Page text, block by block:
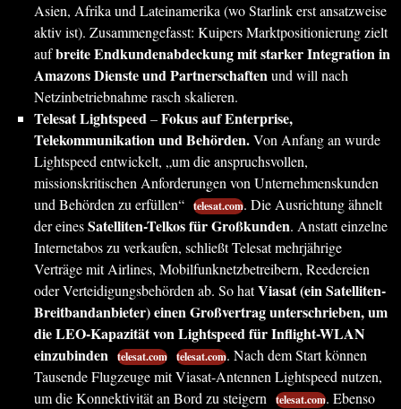
Asien, Afrika und Lateinamerika (wo Starlink erst ansatzweise
aktiv ist). Zusammengefasst: Kuipers Marktpositionierung zielt
aufbreite Endkundenabdeckung mit starker Integration in
Amazons Dienste und Partnerschaftenund will nach
Netzinbetriebnahme rasch skalieren.
Telesat Lightspeed–Fokus auf Enterprise,
Telekommunikation und Behörden.Von Anfang an wurde
Lightspeed entwickelt, „um die anspruchsvollen,
missionskritischen Anforderungen von Unternehmenskunden
und Behörden zu erfüllen“ telesat.com. Die Ausrichtung ähnelt
der einesSatelliten-Telkos für Großkunden. Anstatt einzelne
Internetabos zu verkaufen, schließt Telesat mehrjährige
Verträge mit Airlines, Mobilfunknetzbetreibern, Reedereien
oder Verteidigungsbehörden ab. So hatViasat (ein Satelliten-
Breitbandanbieter) einen Großvertrag unterschrieben, um
die LEO-Kapazität von Lightspeed für Inflight-WLAN
einzubinden telesat.com telesat.com. Nach dem Start können
Tausende Flugzeuge mit Viasat-Antennen Lightspeed nutzen,
um die Konnektivität an Bord zu steigern telesat.com. Ebenso